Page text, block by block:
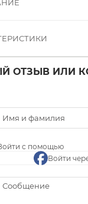
ОТЗЫВ ИЛИ
с помощью
Войти